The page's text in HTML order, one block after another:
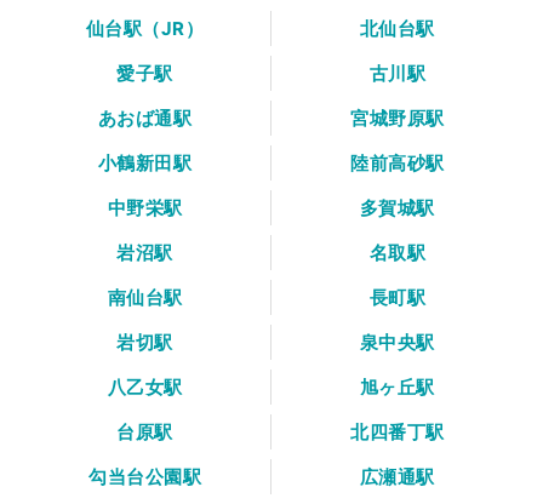
仙台駅（JR）
北仙台駅
愛子駅
古川駅
あおば通駅
宮城野原駅
小鶴新田駅
陸前高砂駅
中野栄駅
多賀城駅
岩沼駅
名取駅
南仙台駅
長町駅
岩切駅
泉中央駅
八乙女駅
旭ヶ丘駅
台原駅
北四番丁駅
勾当台公園駅
広瀬通駅